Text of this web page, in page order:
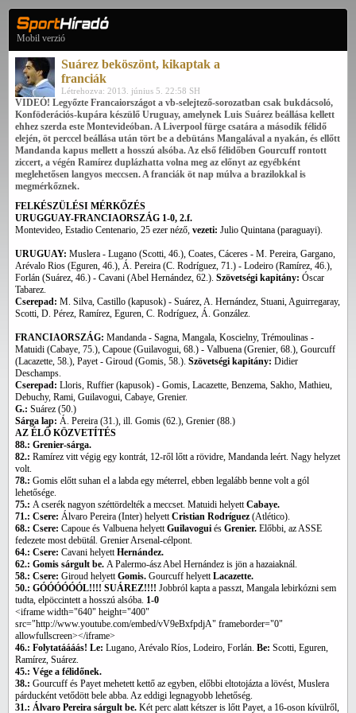
Mobil verzió
Suárez beköszönt, kikaptak a
franciák
Létrehozva: 2013. június 5. 22:58 SH
VIDEÓ! Legyőzte Francaiországot a vb-selejtező-sorozatban csak bukdácsoló,
Konföderációs-kupára készülő Uruguay, amelynek Luis Suárez beállása kellett
ehhez szerda este Montevideóban. A Liverpool fürge csatára a második félidő
elején, öt perccel beállása után tört be a debütáns Mangalával a nyakán, és ellőtt
Mandanda kapus mellett a hosszú alsóba. Az első félidőben Gourcuff rontott
ziccert, a végén Ramírez duplázhatta volna meg az előnyt az egyébként
meglehetősen langyos meccsen. A franciák öt nap múlva a brazilokkal is
megmérkőznek.
FELKÉSZÜLÉSI MÉRKŐZÉS
URUGGUAY-FRANCIAORSZÁG 1-0, 2.f.
Montevideo, Estadio Centenario, 25 ezer néző, vezeti: Julio Quintana (paraguayi).
URUGUAY: Muslera - Lugano (Scotti, 46.), Coates, Cáceres - M. Pereira, Gargano,
Arévalo Rios (Eguren, 46.), Á. Pereira (C. Rodríguez, 71.) - Lodeiro (Ramírez, 46.),
Forlán (Suárez, 46.) - Cavani (Abel Hernández, 62.). Szövetségi kapitány: Óscar
Tabarez.
Cserepad: M. Silva, Castillo (kapusok) - Suárez, A. Hernández, Stuani, Aguirregaray,
Scotti, D. Pérez, Ramírez, Eguren, C. Rodríguez, Á. González.
FRANCIAORSZÁG: Mandanda - Sagna, Mangala, Koscielny, Trémoulinas -
Matuidi (Cabaye, 75.), Capoue (Guilavogui, 68.) - Valbuena (Grenier, 68.), Gourcuff
(Lacazette, 58.), Payet - Giroud (Gomis, 58.). Szövetségi kapitány: Didier
Deschamps.
Cserepad: Lloris, Ruffier (kapusok) - Gomis, Lacazette, Benzema, Sakho, Mathieu,
Debuchy, Rami, Guilavogui, Cabaye, Grenier.
G.: Suárez (50.)
Sárga lap: Á. Pereira (31.), ill. Gomis (62.), Grenier (88.)
AZ ÉLŐ KÖZVETÍTÉS
88.: Grenier-sárga.
82.: Ramírez vitt végig egy kontrát, 12-ről lőtt a rövidre, Mandanda leért. Nagy helyzet
volt.
78.: Gomis előtt suhan el a labda egy méterrel, ebben legalább benne volt a gól
lehetősége.
75.: A cserék nagyon széttördelték a meccset. Matuidi helyettCabaye.
71.: Csere: Álvaro Pereira (Inter) helyettCristian Rodríguez (Atlético).
68.: Csere: Capoue és Valbuena helyettGuilavogui és Grenier. Előbbi, az ASSE
fedezete most debütál. Grenier Arsenal-célpont.
64.: Csere: Cavani helyettHernández.
62.: Gomis sárgult be. A Palermo-ász Abel Hernández is jön a hazaiaknál.
58.: Csere: Giroud helyettGomis. Gourcuff helyettLacazette.
50.: GÓÓÓÓÓÓL!!!! SUÁREZ!!!! Jobbról kapta a passzt, Mangala lebirkózni sem
tudta, elpöccintett a hosszú alsóba. 1-0
<iframe width="640" height="400"
src="http://www.youtube.com/embed/vV9eBxfpdjA" frameborder="0"
allowfullscreen></iframe>
46.: Folytatáááás! Le: Lugano, Arévalo Ríos, Lodeiro, Forlán. Be: Scotti, Eguren,
Ramírez, Suárez.
45.: Vége a félidőnek.
38.: Gourcuff és Payet mehetett kettő az egyben, előbbi eltotojázta a lövést, Muslera
párducként vetődött bele abba. Az eddigi legnagyobb lehetőség.
31.: Álvaro Pereira sárgult be. Két perc alatt kétszer is lőtt Payet, a 16-oson kívülről,